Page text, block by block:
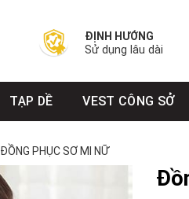
ĐỊNH HƯỚNG
Sử dụng lâu dài
TẠP DỀ VEST CÔNG SỞ
ĐỒNG PHỤC SƠ MI NỮ